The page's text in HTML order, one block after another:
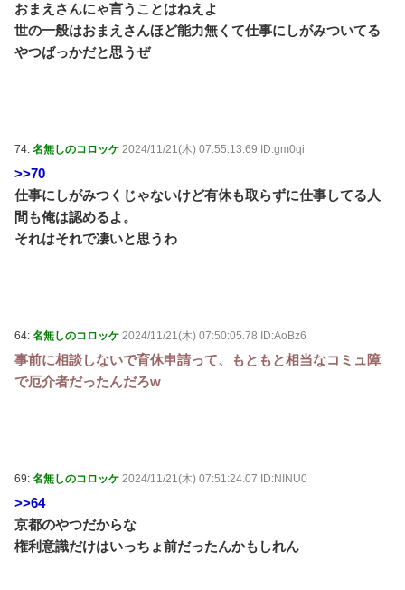
おまえさんにゃ言うことはねえよ
世の一般はおまえさんほど能力無くて仕事にしがみついてる
やつばっかだと思うぜ
74: 名無しのコロッケ 2024/11/21(木) 07:55:13.69 ID:gm0qi
>>70
仕事にしがみつくじゃないけど有休も取らずに仕事してる人
間も俺は認めるよ。
それはそれで凄いと思うわ
64: 名無しのコロッケ 2024/11/21(木) 07:50:05.78 ID:AoBz6
事前に相談しないで育休申請って、もともと相当なコミュ障
で厄介者だったんだろw
69: 名無しのコロッケ 2024/11/21(木) 07:51:24.07 ID:NINU0
>>64
京都のやつだからな
権利意識だけはいっちょ前だったんかもしれん